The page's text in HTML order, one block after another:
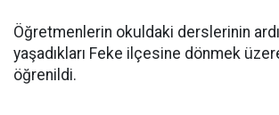
Öğretmenlerin okuldaki derslerinin
yaşadıkları Feke ilçesine dönmek
öğrenildi.